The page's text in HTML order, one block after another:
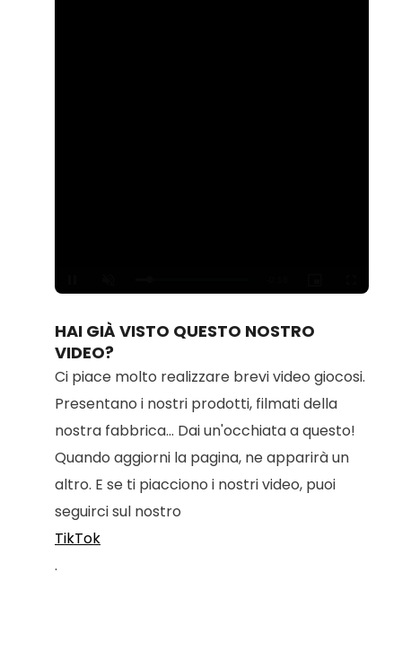
HAI GIÀ VISTO QUESTO NOSTRO
VIDEO?
Ci piace molto realizzare brevi video giocosi.
Presentano i nostri prodotti, filmati della
nostra fabbrica... Dai un'occhiata a questo!
Quando aggiorni la pagina, ne apparirà un
altro. E se ti piacciono i nostri video, puoi
seguirci sul nostro
TikTok
.